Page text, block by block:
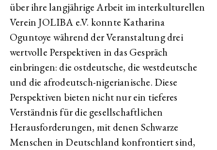
über ihre langjährige Arbeit im interkulturellen
Verein JOLIBA e.V. konnte Katharina
Oguntoye während der Veranstaltung drei
wertvolle Perspektiven in das Gespräch
einbringen: die ostdeutsche, die westdeutsche
und die afrodeutsch-nigerianische. Diese
Perspektiven bieten nicht nur ein tieferes
Verständnis für die gesellschaftlichen
Herausforderungen, mit denen Schwarze
Menschen in Deutschland konfrontiert sind,